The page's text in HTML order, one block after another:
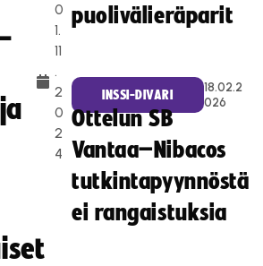
0
1.
11
.
2
0
2
4
puolivälieräparit
INSSI-DIVARI
18.02.2
026
Ottelun SB
Vantaa–Nibacos
tutkintapyynnöstä
ei rangaistuksia